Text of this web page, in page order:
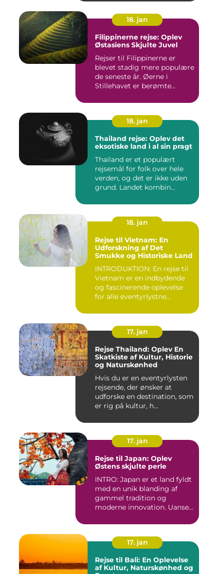
18. jan
Filippinerne rejse: Oplev
Østasiens Skjulte Juvel
Rejser til Filippinerne er
blevet stadig mere populære
de seneste år. Øerne i
Stillehavet er berømte...
18. jan
Thailand rejse: Oplev det
eksotiske land i al sin pragt
Thailand er et populært
rejsemål for folk over hele
verden, og det er ikke uden
grund. Landet kombin...
18. jan
Rejse til Vietnam: En
Udforskning af Det
Smukke og Historiske Land
INTRODUKTION: En rejse til
Vietnam er en indbydende
og fascinerende oplevelse
for alle eventyrlystne...
17. jan
Rejse Thailand: Oplev En
Skatkiste af Kultur, Historie
og Naturskønhed
Hvis du er en eventyrlysten
rejsende, der ønsker at
udforske en destination, som
er rig på kultur, h...
17. jan
Rejse til Japan: Oplev
Østens skjulte perle
INTRO: Japan er et land fyldt
med en unik blanding af
gammel tradition og
moderne innovation. Uanse...
17. jan
Rejse til Bali: En Oplevelse
af Kultur, Naturskønhed og